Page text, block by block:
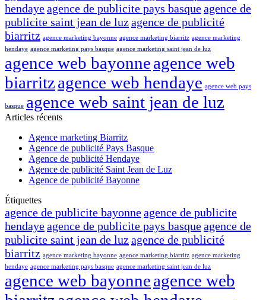
hendayeagence de publicite pays basqueagence de
publicite saint jean de luzagence de publicité
biarritz agence marketing bayonne agence marketing biarritz agence marketing
hendaye agence marketing pays basque agence marketing saint jean de luz
agence web bayonneagence web
biarritzagence web hendaye agence web pays
basque agence web saint jean de luz
Articles récents
Agence marketing Biarritz
Agence de publicité Pays Basque
Agence de publicité Hendaye
Agence de publicité Saint Jean de Luz
Agence de publicité Bayonne
Étiquettes
agence de publicite bayonneagence de publicite
hendayeagence de publicite pays basqueagence de
publicite saint jean de luzagence de publicité
biarritz agence marketing bayonne agence marketing biarritz agence marketing
hendaye agence marketing pays basque agence marketing saint jean de luz
agence web bayonneagence web